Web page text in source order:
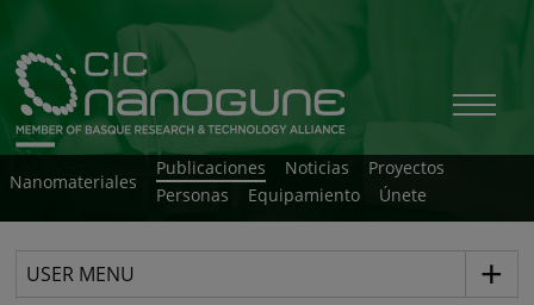
Nanomateriales
Publicaciones Noticias
Proyectos
Personas
Equipamiento Únete
USER MENU